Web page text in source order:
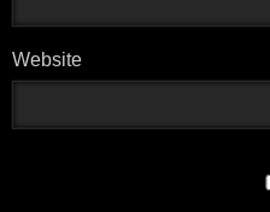
Website